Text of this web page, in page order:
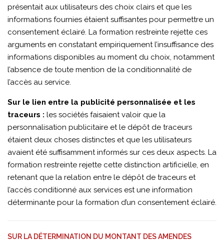
présentait aux utilisateurs des choix clairs et que les
informations fournies étaient suffisantes pour permettre un
consentement éclairé. La formation restreinte rejette ces
arguments en constatant empiriquement l’insuffisance des
informations disponibles au moment du choix, notamment
l’absence de toute mention de la conditionnalité de
l’accès au service.
Sur le lien entre la publicité personnalisée et les
traceurs : les sociétés faisaient valoir que la
personnalisation publicitaire et le dépôt de traceurs
étaient deux choses distinctes et que les utilisateurs
avaient été suffisamment informés sur ces deux aspects. La
formation restreinte rejette cette distinction artificielle, en
retenant que la relation entre le dépôt de traceurs et
l’accès conditionné aux services est une information
déterminante pour la formation d’un consentement éclairé.
SUR LA DÉTERMINATION DU MONTANT DES AMENDES